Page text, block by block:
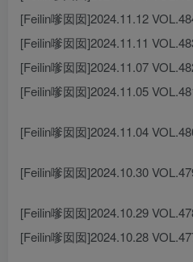
[Feilin嗲囡囡]2024.11.12
[Feilin嗲囡囡]2024.11.11
[Feilin嗲囡囡]2024.11.07
[Feilin嗲囡囡]2024.11.05
[Feilin嗲囡囡]2024.11.04
[Feilin嗲囡囡]2024.10.30
[Feilin嗲囡囡]2024.10.29
[Feilin嗲囡囡]2024.10.28